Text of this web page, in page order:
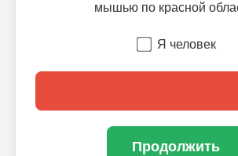
мышью по красной
Я человек
Продолжить